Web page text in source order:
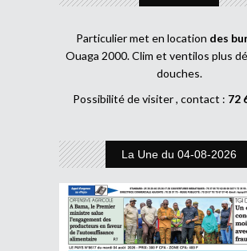
Particulier met en location des
Ouaga 2000. Clim et ventilos plus
douches.
Possibilité de visiter , contact : 72
La Une du 04-08-2026